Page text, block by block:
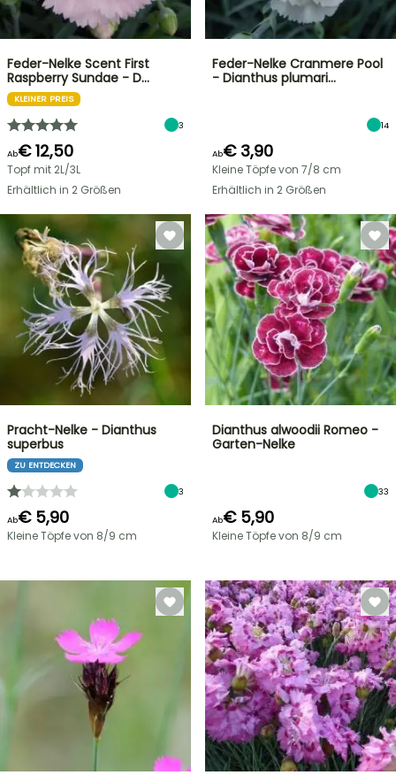
Feder-Nelke Scent First
Raspberry Sundae - D…
KLEINER PREIS
3
Ab€ 12,50
Topf mit 2L/3L
Erhältlich in 2 Größen
Feder-Nelke Cranmere Pool
- Dianthus plumari…
14
Ab€ 3,90
Kleine Töpfe von 7/8 cm
Erhältlich in 2 Größen
Pracht-Nelke - Dianthus
superbus
ZU ENTDECKEN
3
Ab€ 5,90
Kleine Töpfe von 8/9 cm
Dianthus alwoodii Romeo -
Garten-Nelke
33
Ab€ 5,90
Kleine Töpfe von 8/9 cm